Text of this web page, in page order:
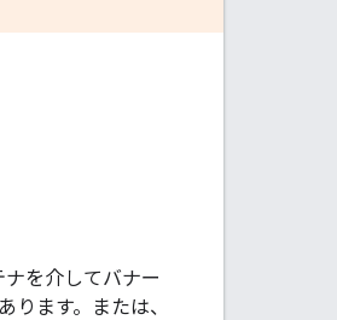
を介してバナー
ります。または、